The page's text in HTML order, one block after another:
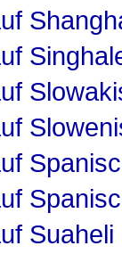
Suaheli